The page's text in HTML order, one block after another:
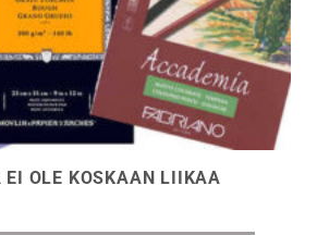
EI OLE KOSKAAN LIIKAA